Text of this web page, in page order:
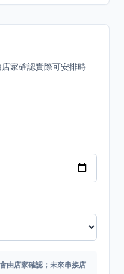
家確認實際可安排時
由店家確認；未來串接店